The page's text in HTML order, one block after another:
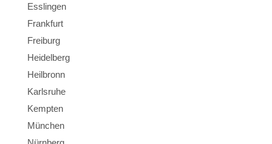
Esslingen
Frankfurt
Freiburg
Heidelberg
Heilbronn
Karlsruhe
Kempten
München